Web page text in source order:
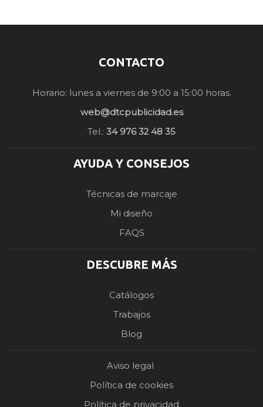
CONTACTO
Horario: lunes a viernes de 9:00 a 15:00 horas.
web@dtcpublicidad.es
Tel.: 34 976 32 48 35
AYUDA Y CONSEJOS
Técnicas de marcaje
Mi diseño
FAQS
DESCUBRE MÁS
Catálogos
Trabajos
Blog
Aviso legal
Política de cookies
Política de privacidad